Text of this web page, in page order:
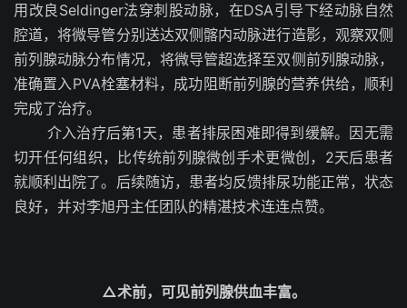
用改良Seldinger法穿刺股动脉，在DSA引导下经动脉自然
腔道，将微导管分别送达双侧髂内动脉进行造影，观察双侧
前列腺动脉分布情况，将微导管超选择至双侧前列腺动脉，
准确置入PVA栓塞材料，成功阻断前列腺的营养供给，顺利
完成了治疗。
介入治疗后第1天，患者排尿困难即得到缓解。因无需
切开任何组织，比传统前列腺微创手术更微创，2天后患者
就顺利出院了。后续随访，患者均反馈排尿功能正常，状态
良好，并对李旭丹主任团队的精湛技术连连点赞。
△术前，可见前列腺供血丰富。